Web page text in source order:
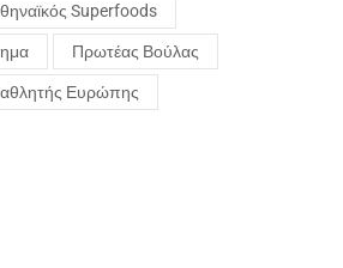
Superfoods
Πρωτέας Βούλας
Ευρώπης